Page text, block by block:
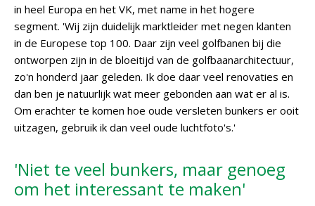
in heel Europa en het VK, met name in het hogere
segment. 'Wij zijn duidelijk marktleider met negen klanten
in de Europese top 100. Daar zijn veel golfbanen bij die
ontworpen zijn in de bloeitijd van de golfbaanarchitectuur,
zo'n honderd jaar geleden. Ik doe daar veel renovaties en
dan ben je natuurlijk wat meer gebonden aan wat er al is.
Om erachter te komen hoe oude versleten bunkers er ooit
uitzagen, gebruik ik dan veel oude luchtfoto's.'
'Niet te veel bunkers, maar genoeg
om het interessant te maken'